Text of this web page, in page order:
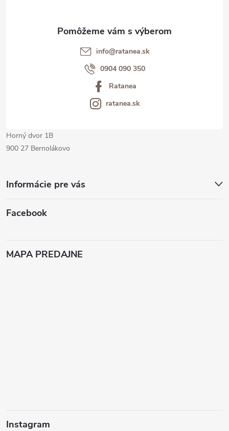
Informácie pre vás
Facebook
info@ratanea.sk
0904 090 350
Ratanea
ratanea.sk
Horný dvor 1B
900 27 Bernolákovo
MAPA PREDAJNE
Instagram